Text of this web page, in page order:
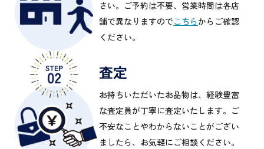
さい。ご予約は不要、営業時間は各店
舗で異なりますのでこちらからご確認
ください。
査定
お持ちいただいたお品物は、経験豊富
な査定員が丁寧に査定いたします。ご
不安なことやわからないことがござい
ましたら、お気軽にご相談ください。